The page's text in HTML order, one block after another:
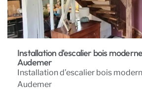
Installation d'escalier bois
Audemer
Installation d’escalier bois
Audemer